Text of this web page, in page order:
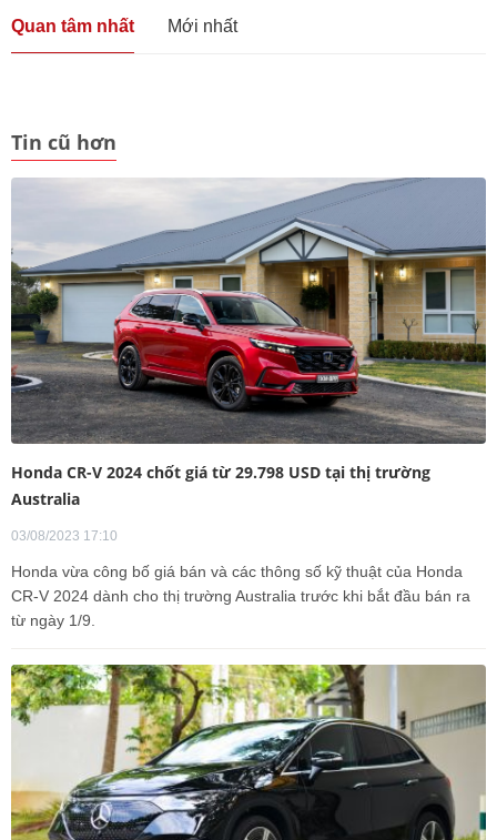
Quan tâm nhất Mới nhất
Tin cũ hơn
Honda CR-V 2024 chốt giá từ 29.798 USD tại thị trường
Australia
03/08/2023 17:10
Honda vừa công bố giá bán và các thông số kỹ thuật của Honda
CR-V 2024 dành cho thị trường Australia trước khi bắt đầu bán ra
từ ngày 1/9.